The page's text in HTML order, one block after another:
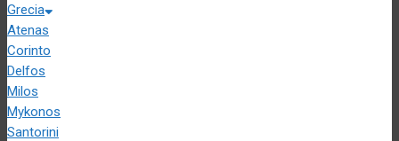
Grecia
Atenas
Corinto
Delfos
Milos
Mykonos
Santorini